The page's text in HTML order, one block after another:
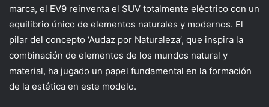
marca, el EV9 reinventa el SUV totalmente eléctrico con un
equilibrio único de elementos naturales y modernos. El
pilar del concepto ‘Audaz por Naturaleza’, que inspira la
combinación de elementos de los mundos natural y
material, ha jugado un papel fundamental en la formación
de la estética en este modelo.